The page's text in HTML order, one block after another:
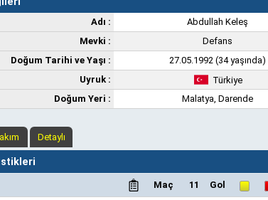
Adı :
Abdullah Keleş
Mevki :
Defans
Doğum Tarihi ve Yaşı :
27.05.1992 (34 yaşında)
Uyruk :
Türkiye
Doğum Yeri :
Malatya, Darende
Detaylı
Maç 11 Gol